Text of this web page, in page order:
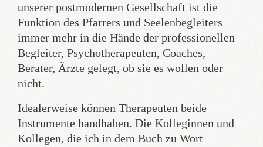
unserer postmodernen Gesellschaft ist die
Funktion des Pfarrers und Seelenbegleiters
immer mehr in die Hände der professionellen
Begleiter, Psychotherapeuten, Coaches,
Berater, Ärzte gelegt, ob sie es wollen oder
nicht.
Idealerweise können Therapeuten beide
Instrumente handhaben. Die Kolleginnen und
Kollegen, die ich in dem Buch zu Wort